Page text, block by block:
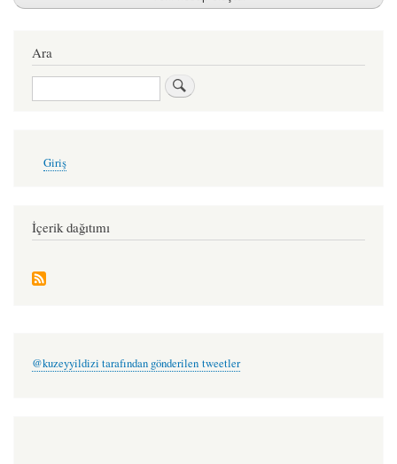
Ara
Ara
account
Giriş
İçerik dağıtımı
@kuzeyyildizi tarafından gönderilen tweetler